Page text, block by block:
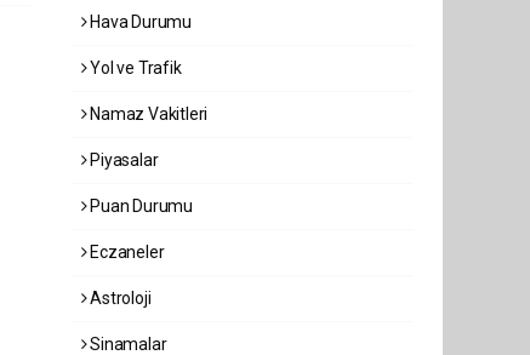
Hava Durumu
Yol ve Trafik
Namaz Vakitleri
Piyasalar
Puan Durumu
Eczaneler
Astroloji
Sinamalar